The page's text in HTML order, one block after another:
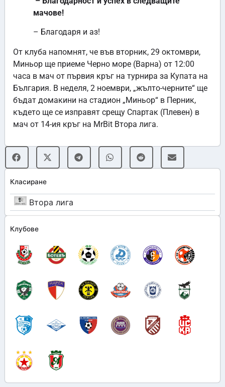
Класиране
Втора лига
Клубове
мачове!
– Благодаря и аз!
От клуба напомнят, че във вторник, 29 октомври,
Миньор ще приеме Черно море (Варна) от 12:00
часа в мач от първия кръг на турнира за Купата на
България. В неделя, 2 ноември, „жълто-черните“ ще
бъдат домакини на стадион „Миньор“ в Перник,
където ще се изправят срещу Спартак (Плевен) в
мач от 14-ия кръг на MrBit Втора лига.